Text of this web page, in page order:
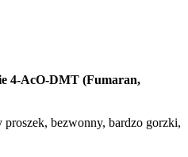
4-AcO-DMT (Fumaran,
proszek, bezwonny, bardzo gorzki,